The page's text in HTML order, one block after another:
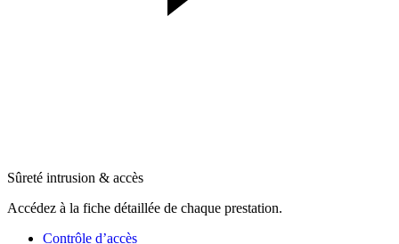
Sûreté intrusion & accès
Accédez à la fiche détaillée de chaque prestation.
Contrôle d’accès